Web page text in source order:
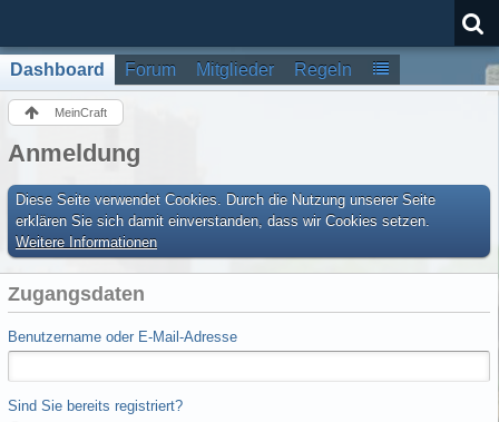
Dashboard Forum Mitglieder Regeln
MeinCraft
Anmeldung
Diese Seite verwendet Cookies. Durch die Nutzung unserer Seite
erklären Sie sich damit einverstanden, dass wir Cookies setzen.
Weitere Informationen
Zugangsdaten
Benutzername oder E-Mail-Adresse
Sind Sie bereits registriert?